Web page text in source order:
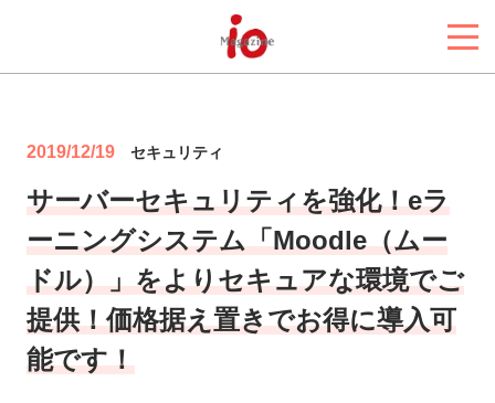
2019/12/19 セキュリティ
サーバーセキュリティを強化！eラ
ーニングシステム「Moodle（ムー
ドル）」をよりセキュアな環境でご
提供！価格据え置きでお得に導入可
能です！